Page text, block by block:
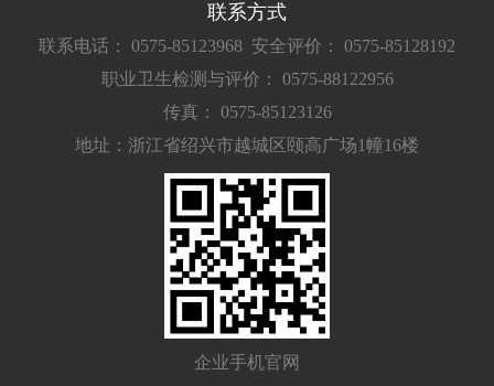
联系方式
联系电话： 0575-85123968 安全评价： 0575-85128192
职业卫生检测与评价： 0575-88122956
传真： 0575-85123126
地址：浙江省绍兴市越城区颐高广场1幢16楼
企业手机官网